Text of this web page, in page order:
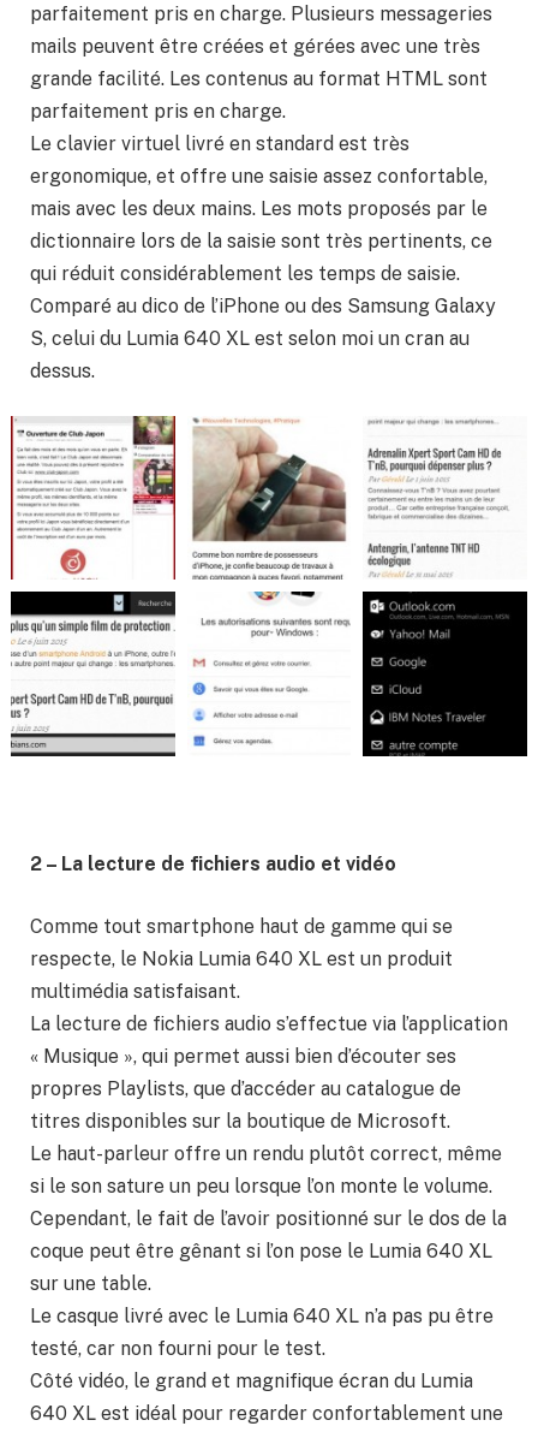
parfaitement pris en charge. Plusieurs messageries
mails peuvent être créées et gérées avec une très
grande facilité. Les contenus au format HTML sont
parfaitement pris en charge.
Le clavier virtuel livré en standard est très
ergonomique, et offre une saisie assez confortable,
mais avec les deux mains. Les mots proposés par le
dictionnaire lors de la saisie sont très pertinents, ce
qui réduit considérablement les temps de saisie.
Comparé au dico de l’iPhone ou des Samsung Galaxy
S, celui du Lumia 640 XL est selon moi un cran au
dessus.
2 – La lecture de fichiers audio et vidéo
Comme tout smartphone haut de gamme qui se
respecte, le Nokia Lumia 640 XL est un produit
multimédia satisfaisant.
La lecture de fichiers audio s’effectue via l’application
« Musique », qui permet aussi bien d’écouter ses
propres Playlists, que d’accéder au catalogue de
titres disponibles sur la boutique de Microsoft.
Le haut-parleur offre un rendu plutôt correct, même
si le son sature un peu lorsque l’on monte le volume.
Cependant, le fait de l’avoir positionné sur le dos de la
coque peut être gênant si l’on pose le Lumia 640 XL
sur une table.
Le casque livré avec le Lumia 640 XL n’a pas pu être
testé, car non fourni pour le test.
Côté vidéo, le grand et magnifique écran du Lumia
640 XL est idéal pour regarder confortablement une